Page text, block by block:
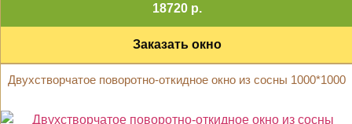
18720 р.
Заказать окно
Двухстворчатое поворотно-откидное окно из сосны 1000*1000